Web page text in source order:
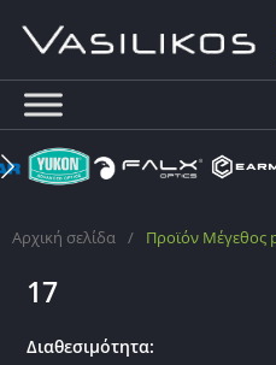
Αρχική σελίδα / Προϊόν Μέγεθος
17
Διαθεσιμότητα: